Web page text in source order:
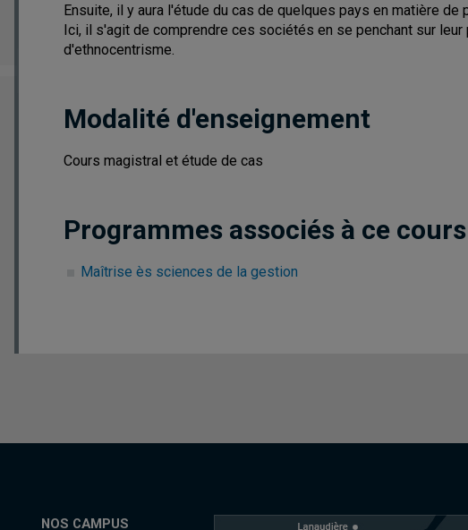
Ensuite, il y aura l'étude du cas de quelques pays en matière
Ici, il s'agit de comprendre ces sociétés en se penchant sur
d'ethnocentrisme.
Modalité d'enseignement
Cours magistral et étude de cas
Programmes associés à ce cours
Maîtrise ès sciences de la gestion
NOS CAMPUS